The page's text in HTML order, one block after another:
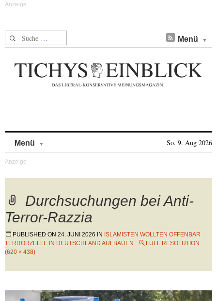
Suche nach: Menü
Menü So, 9. Aug 2026
Durchsuchungen bei Anti-
Terror-Razzia
PUBLISHED ON 24. JUNI 2026 IN ISLAMISTEN WOLLTEN OFFENBAR
TERRORZELLE IN DEUTSCHLAND AUFBAUEN
FULL RESOLUTION
(620 × 438)